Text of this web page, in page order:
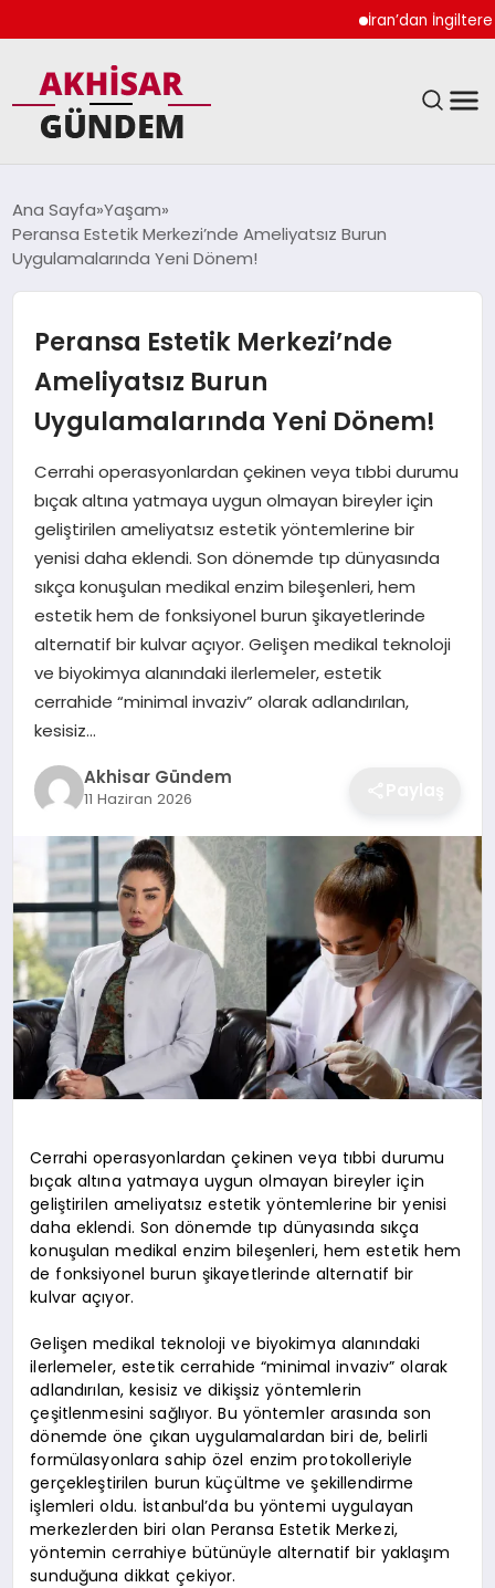
İran’dan İngiltere
DÜNYA
TEKNOLOJI
YAŞAM
Ana Sayfa Yaşam
Peransa Estetik Merkezi’nde Ameliyatsız Burun
Uygulamalarında Yeni Dönem!
Peransa Estetik Merkezi’nde
Ameliyatsız Burun
Uygulamalarında Yeni Dönem!
Cerrahi operasyonlardan çekinen veya tıbbi durumu
bıçak altına yatmaya uygun olmayan bireyler için
geliştirilen ameliyatsız estetik yöntemlerine bir
yenisi daha eklendi. Son dönemde tıp dünyasında
sıkça konuşulan medikal enzim bileşenleri, hem
estetik hem de fonksiyonel burun şikayetlerinde
alternatif bir kulvar açıyor. Gelişen medikal teknoloji
ve biyokimya alanındaki ilerlemeler, estetik
cerrahide “minimal invaziv” olarak adlandırılan,
kesisiz…
Akhisar Gündem
11 Haziran 2026
Cerrahi operasyonlardan çekinen veya tıbbi durumu
bıçak altına yatmaya uygun olmayan bireyler için
geliştirilen ameliyatsız estetik yöntemlerine bir yenisi
daha eklendi. Son dönemde tıp dünyasında sıkça
konuşulan medikal enzim bileşenleri, hem estetik hem
de fonksiyonel burun şikayetlerinde alternatif bir
kulvar açıyor.
Gelişen medikal teknoloji ve biyokimya alanındaki
ilerlemeler, estetik cerrahide “minimal invaziv” olarak
adlandırılan, kesisiz ve dikişsiz yöntemlerin
çeşitlenmesini sağlıyor. Bu yöntemler arasında son
dönemde öne çıkan uygulamalardan biri de, belirli
formülasyonlara sahip özel enzim protokolleriyle
gerçekleştirilen burun küçültme ve şekillendirme
işlemleri oldu. İstanbul’da bu yöntemi uygulayan
merkezlerden biri olan Peransa Estetik Merkezi,
yöntemin cerrahiye bütünüyle alternatif bir yaklaşım
sunduğuna dikkat çekiyor.